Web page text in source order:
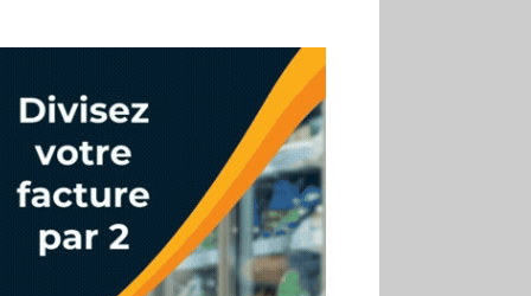
investissements pour
réduire sa consommation
d’eau
01.07
Aldi Studio lance sa
première collection capsule
inspirée de ses codes
visuels